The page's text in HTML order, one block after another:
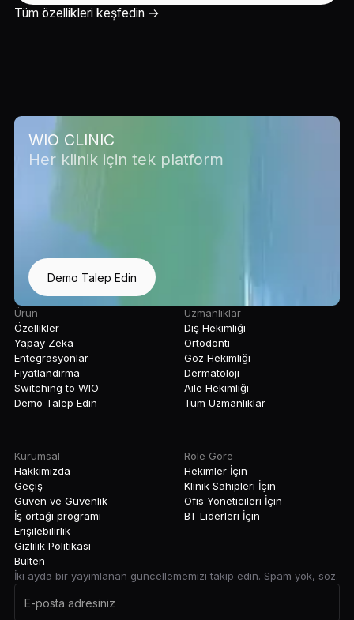
Tüm özellikleri keşfedin →
WIO CLINIC
Her klinik için tek platform
Demo Talep Edin
Ürün
Özellikler
Yapay Zeka
Entegrasyonlar
Fiyatlandırma
Switching to WIO
Demo Talep Edin
Uzmanlıklar
Diş Hekimliği
Ortodonti
Göz Hekimliği
Dermatoloji
Aile Hekimliği
Tüm Uzmanlıklar
Kurumsal
Hakkımızda
Geçiş
Güven ve Güvenlik
İş ortağı programı
Erişilebilirlik
Gizlilik Politikası
Role Göre
Hekimler İçin
Klinik Sahipleri İçin
Ofis Yöneticileri İçin
BT Liderleri İçin
Bülten
İki ayda bir yayımlanan güncellememizi takip edin. Spam yok, söz.